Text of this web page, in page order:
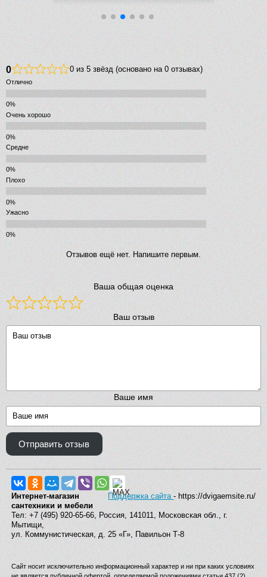
0 0 из 5 звёзд (основано на 0 отзывах)
Отлично
Очень хорошо
Средне
Плохо
Ужасно
Отзывов ещё нет. Напишите первым.
Ваша общая оценка
Ваш отзыв
Ваше имя
Отправить отзыв
Поддержка сайта- https://dvigaemsite.ru/
Интернет-магазин
сантехники и мебели
Тел: +7 (495) 920-65-66, Россия, 141011, Московская обл., г.
Мытищи,
ул. Коммунистическая, д. 25 «Г», Павильон Т-8
Сайт носит исключительно информационный характер и ни при каких условиях